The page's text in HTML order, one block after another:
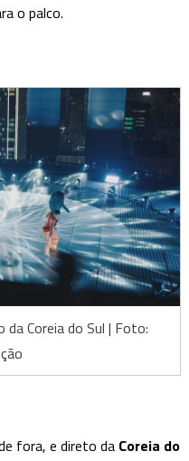
o palco.
Coreia do Sul | Foto:
fora, e direto da Coreia do